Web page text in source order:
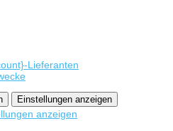
Lieferanten
Einstellungen anzeigen
anzeigen